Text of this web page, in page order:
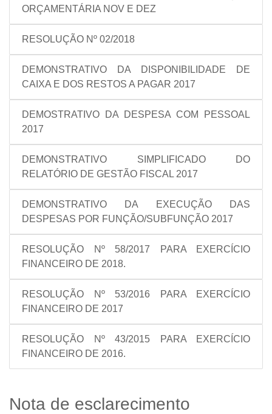
ORÇAMENTÁRIA NOV E DEZ
RESOLUÇÃO Nº 02/2018
DEMONSTRATIVO DA DISPONIBILIDADE DE
CAIXA E DOS RESTOS A PAGAR 2017
DEMOSTRATIVO DA DESPESA COM PESSOAL
2017
DEMONSTRATIVO SIMPLIFICADO DO
RELATÓRIO DE GESTÃO FISCAL 2017
DEMONSTRATIVO DA EXECUÇÃO DAS
DESPESAS POR FUNÇÃO/SUBFUNÇÃO 2017
RESOLUÇÃO Nº 58/2017 PARA EXERCÍCIO
FINANCEIRO DE 2018.
RESOLUÇÃO Nº 53/2016 PARA EXERCÍCIO
FINANCEIRO DE 2017
RESOLUÇÃO Nº 43/2015 PARA EXERCÍCIO
FINANCEIRO DE 2016.
Nota de esclarecimento